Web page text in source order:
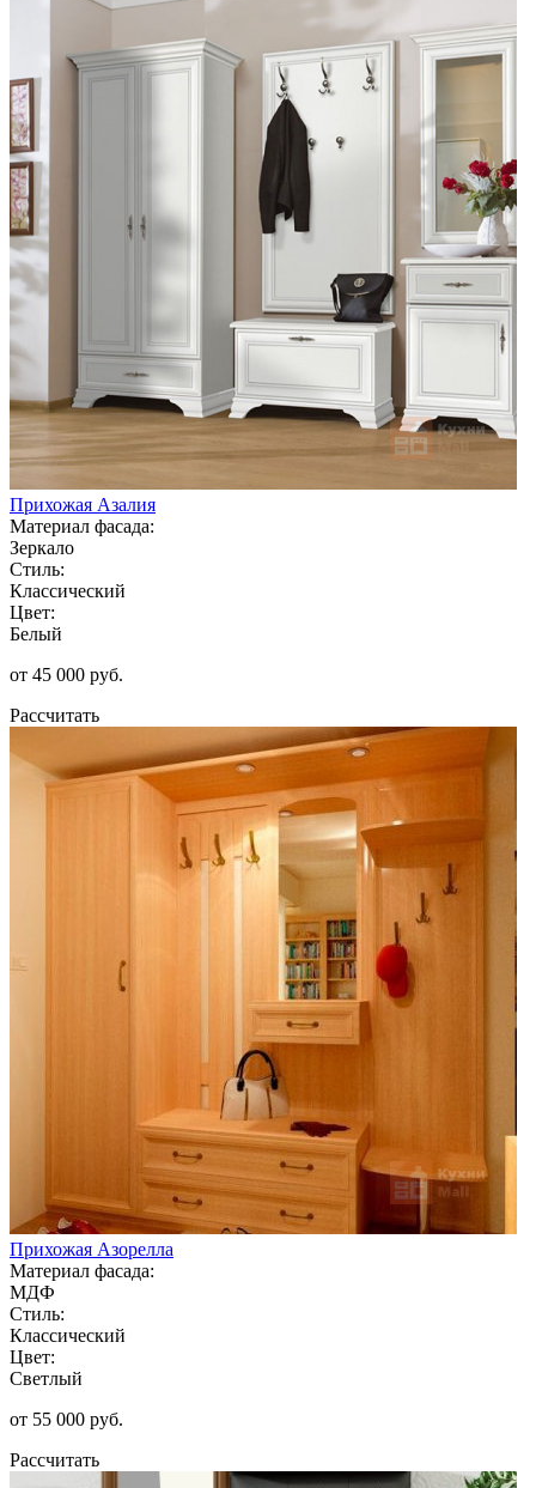
Прихожая Азалия
Материал фасада:
Зеркало
Стиль:
Классический
Цвет:
Белый
от 45 000 руб.
Рассчитать
Прихожая Азорелла
Материал фасада:
МДФ
Стиль:
Классический
Цвет:
Светлый
от 55 000 руб.
Рассчитать